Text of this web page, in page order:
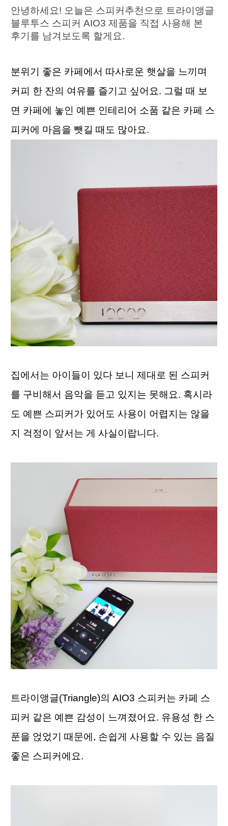
안녕하세요! 오늘은 스피커추천으로 트라이앵글
블루투스 스피커 AIO3 제품을 직접 사용해 본
후기를 남겨보도록 할게요.
분위기 좋은 카페에서 따사로운 햇살을 느끼며
커피 한 잔의 여유를 즐기고 싶어요. 그럴 때 보
면 카페에 놓인 예쁜 인테리어 소품 같은 카페 스
피커에 마음을 뺏길 때도 많아요.
집에서는 아이들이 있다 보니 제대로 된 스피커
를 구비해서 음악을 듣고 있지는 못해요. 혹시라
도 예쁜 스피커가 있어도 사용이 어렵지는 않을
지 걱정이 앞서는 게 사실이랍니다.
트라이앵글(Triangle)의 AIO3 스피커는 카페 스
피커 같은 예쁜 감성이 느껴졌어요. 유용성 한 스
푼을 얹었기 때문에, 손쉽게 사용할 수 있는 음질
좋은 스피커에요.